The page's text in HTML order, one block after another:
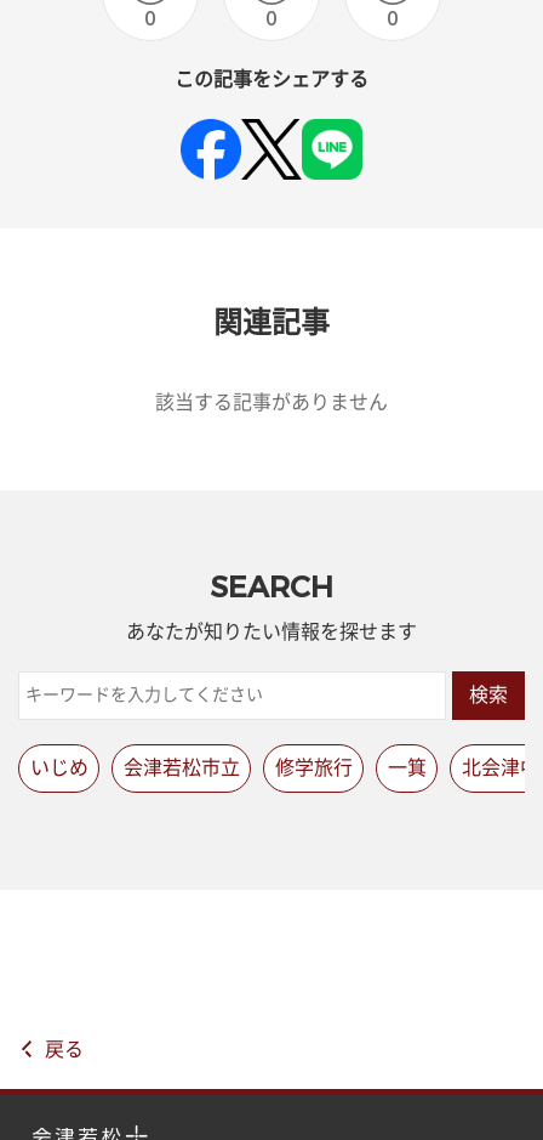
0 0 0
この記事をシェアする
関連記事
該当する記事がありません
SEARCH
あなたが知りたい情報を探せます
検索
いじめ 会津若松市立 修学旅行 一箕 北会津中
戻る